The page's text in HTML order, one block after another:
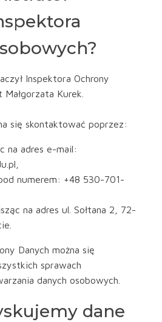
Inspektora Ochrony
Kurek.
się skontaktować poprzez:
na adres e-mail:
numerem: +48 530-701-
na adres ul. Sołtana 2, 72-
Danych można się
sprawach
danych osobowych.
dane